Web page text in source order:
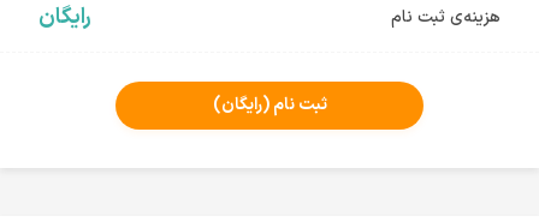
هزینه‌ی ثبت نام رایگان
ثبت نام(رایگان)